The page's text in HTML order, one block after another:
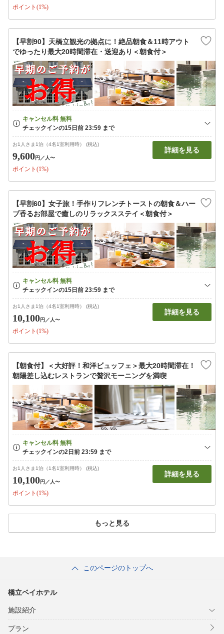
ポイント(1%)
【早割90】天橋立観光の拠点に！絶品朝食＆11時アウト
でゆったり最大20時間滞在・送迎あり＜朝食付＞
お1人さま1泊（4名1室利用時） (税込)
9,600円 ／人〜
ポイント(1%)
詳細を見る
【早割60】女子旅！手作りフレンチトーストの朝食＆ハー
ブ香るお部屋で癒しのリラックスステイ＜朝食付＞
お1人さま1泊（4名1室利用時） (税込)
10,100円 ／人〜
ポイント(1%)
詳細を見る
【朝食付】＜大好評！和洋ビュッフェ＞最大20時間滞在！
朝陽差し込むレストランで贅沢モーニングを満喫
お1人さま1泊（1名1室利用時） (税込)
10,100円 ／人〜
ポイント(1%)
詳細を見る
もっと見る
このページのトップへ
橋立ベイホテル
施設紹介
プラン